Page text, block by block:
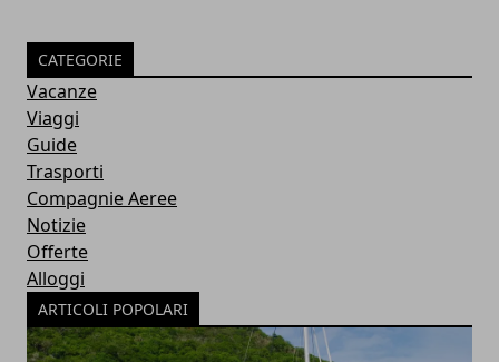
CATEGORIE
Vacanze
Viaggi
Guide
Trasporti
Compagnie Aeree
Notizie
Offerte
Alloggi
ARTICOLI POPOLARI